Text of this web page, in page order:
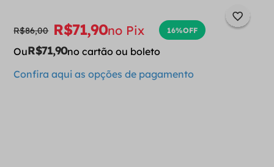
R$86,00 R$71,90no Pix 16%OFF
OuR$71,90no cartão ou boleto
Confira aqui as opções de pagamento